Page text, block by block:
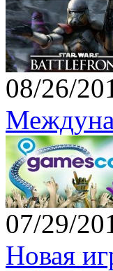
08/26/
07/29/
Новая